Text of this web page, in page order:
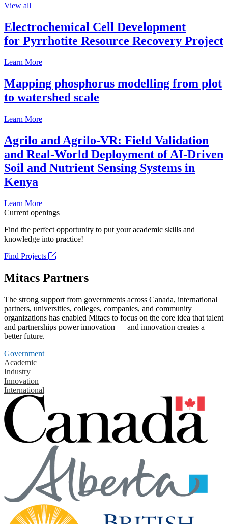
View all
Electrochemical Cell Development
for Pyrrhotite Resource Recovery Project
Learn More
Mapping phosphorus modelling from plot
to watershed scale
Learn More
Agrilo and Agrilo-VR: Field Validation
and Real-World Deployment of AI-Driven
Soil and Nutrient Sensing Systems in
Kenya
Learn More
Current openings
Find the perfect opportunity to put your academic skills and
knowledge into practice!
Find Projects
Mitacs Partners
The strong support from governments across Canada, international
partners, universities, colleges, companies, and community
organizations has enabled Mitacs to focus on the core idea that talent
and partnerships power innovation — and innovation creates a
better future.
Government
Academic
Industry
Innovation
International